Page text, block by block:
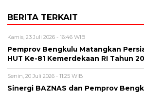
BERITA TERKAIT
Kamis, 23 Juli 2026 - 16:46 WIB
Pemprov Bengkulu Matangkan
HUT Ke-81 Kemerdekaan RI Tahun
Senin, 20 Juli 2026 - 11:25 WIB
Sinergi BAZNAS dan Pemprov